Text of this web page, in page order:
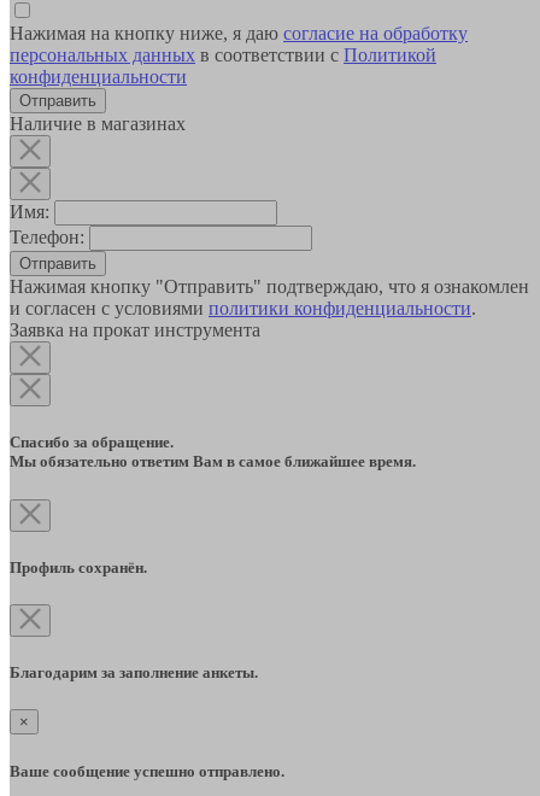
Нажимая на кнопку ниже, я даю согласие на обработку
персональных данных в соответствии с Политикой
конфиденциальности
Наличие в магазинах
Имя:
Телефон:
Отправить
Нажимая кнопку "Отправить" подтверждаю, что я ознакомлен
и согласен с условиями политики конфиденциальности.
Заявка на прокат инструмента
Спасибо за обращение.
Мы обязательно ответим Вам в самое ближайшее время.
Профиль сохранён.
Благодарим за заполнение анкеты.
×
Ваше сообщение успешно отправлено.